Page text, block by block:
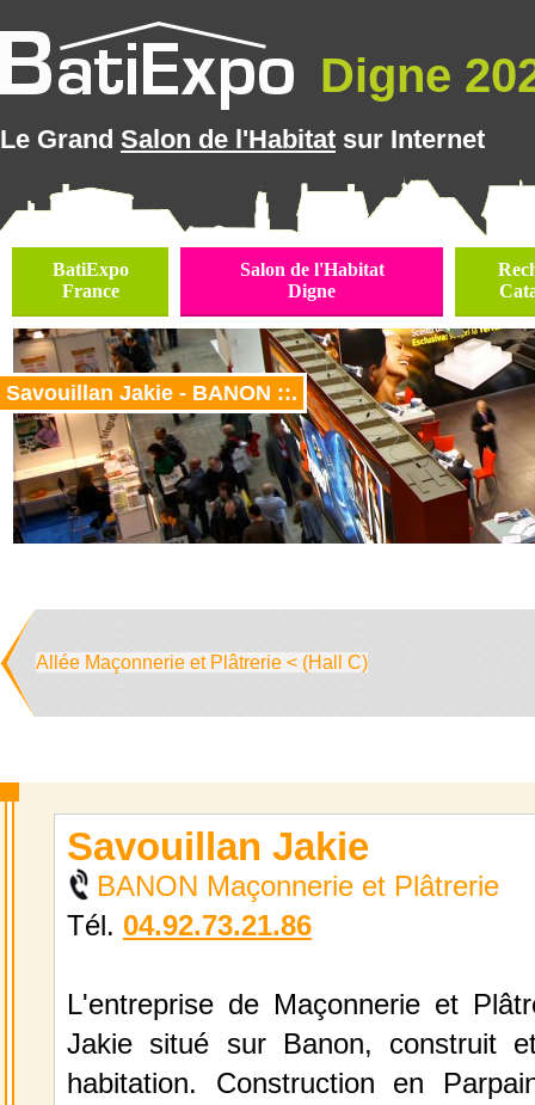
Digne
Le Grand Salon de l'Habitat sur Internet
BatiExpo
France
Salon de l'Habitat
Digne
Savouillan Jakie - BANON ::.
Allée Maçonnerie et Plâtrerie < (Hall C)
Savouillan Jakie
BANON Maçonnerie et Plâtrerie
Tél. 04.92.73.21.86
L'entreprise de Maçonnerie et
Jakie situé sur Banon, construit
habitation. Construction en